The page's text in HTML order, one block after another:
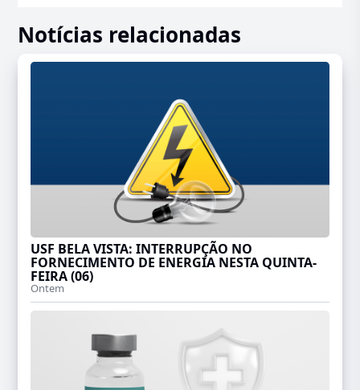
Notícias relacionadas
USF BELA VISTA: INTERRUPÇÃO NO
FORNECIMENTO DE ENERGIA NESTA QUINTA-
FEIRA (06)
Ontem